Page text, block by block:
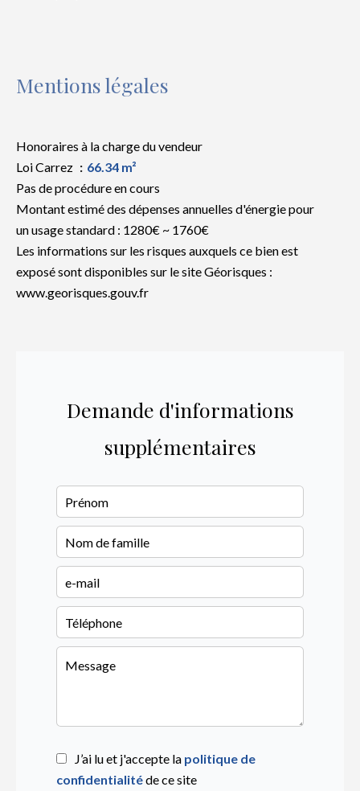
Mentions légales
Honoraires à la charge du vendeur
Loi Carrez
66.34 m²
Pas de procédure en cours
Montant estimé des dépenses annuelles d'énergie pour
un usage standard : 1280€ ~ 1760€
Les informations sur les risques auxquels ce bien est
exposé sont disponibles sur le site Géorisques :
www.georisques.gouv.fr
Demande d'informations
supplémentaires
J’ai lu et j'accepte la politique de
confidentialitéde ce site